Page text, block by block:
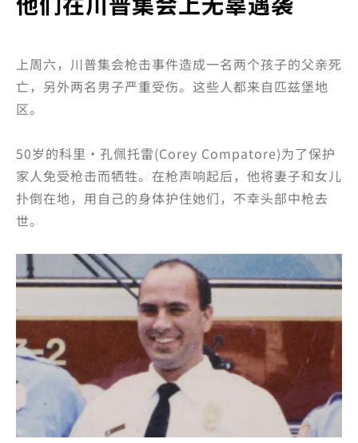
上周六，川普集会枪击事件造成一名两个孩子的父亲死
亡，另外两名男子严重受伤。这些人都来自匹兹堡地
区。
50岁的科里·孔佩托雷(Corey Compatore)为了保护
家人免受枪击而牺牲。在枪声响起后，他将妻子和女儿
扑倒在地，用自己的身体护住她们，不幸头部中枪去
世。